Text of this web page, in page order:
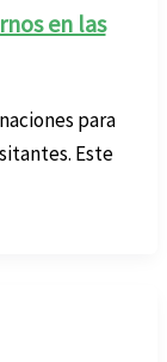
en las
para
Este